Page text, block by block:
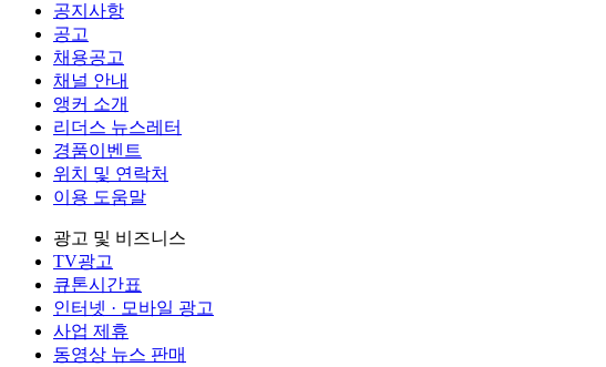
공지사항
공고
채용공고
채널 안내
앵커 소개
리더스 뉴스레터
경품이벤트
위치 및 연락처
이용 도움말
광고 및 비즈니스
TV광고
큐톤시간표
인터넷 · 모바일 광고
사업 제휴
동영상 뉴스 판매